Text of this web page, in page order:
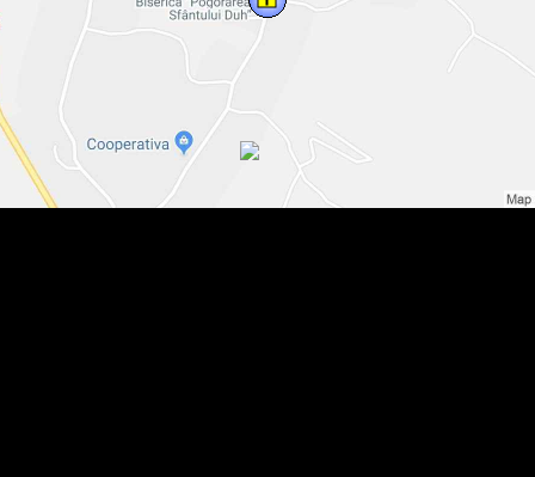
Biserica ortodoxa, Berinta , Foto: WR